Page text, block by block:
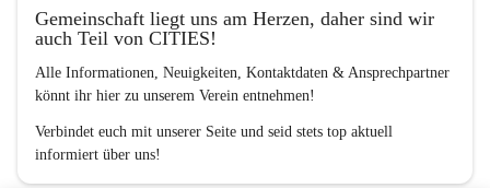
Gemeinschaft liegt uns am Herzen, daher sind wir
auch Teil von CITIES!
Alle Informationen, Neuigkeiten, Kontaktdaten & Ansprechpartner
könnt ihr hier zu unserem Verein entnehmen!
Verbindet euch mit unserer Seite und seid stets top aktuell
informiert über uns!